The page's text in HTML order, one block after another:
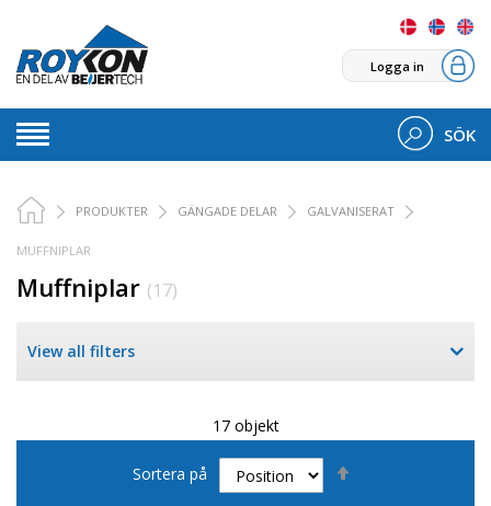
Logga in
SÖK
PRODUKTER GÄNGADE DELAR GALVANISERAT
MUFFNIPLAR
Muffniplar (17)
View all filters
17 objekt
Sortera på